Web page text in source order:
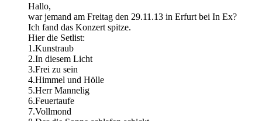
Hallo,
war jemand am Freitag den 29.11.13 in Erfurt bei In Ex?
Ich fand das Konzert spitze.
Hier die Setlist:
1.Kunstraub
2.In diesem Licht
3.Frei zu sein
4.Himmel und Hölle
5.Herr Mannelig
6.Feuertaufe
7.Vollmond